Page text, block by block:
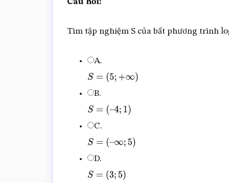
Câu hỏi:
Tìm tập nghiệm S của bất phương trình
A.
S=(5 ;+∞
)
B.
S=(– 4
)
C.
S=(– ∞ 5)
D.
S=(3 ;5)